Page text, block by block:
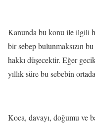
Kanunda bu konu ile ilgili
bir sebep bulunmaksızın
hakkı düşecektir. Eğer
yıllık süre bu sebebin
Koca, davayı, doğumu ve